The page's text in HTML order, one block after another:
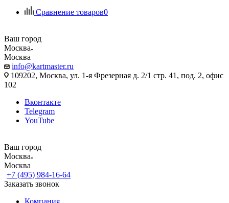
Сравнение товаров0
Ваш город
Москва
Москва
info@kartmaster.ru
109202, Москва, ул. 1-я Фрезерная д. 2/1 стр. 41, под. 2, офис
102
Вконтакте
Telegram
YouTube
Ваш город
Москва
Москва
+7 (495) 984-16-64
Заказать звонок
Компания